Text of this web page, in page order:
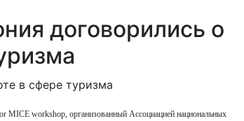
договорились о
MICE workshop, организованный Ассоциацией национальных